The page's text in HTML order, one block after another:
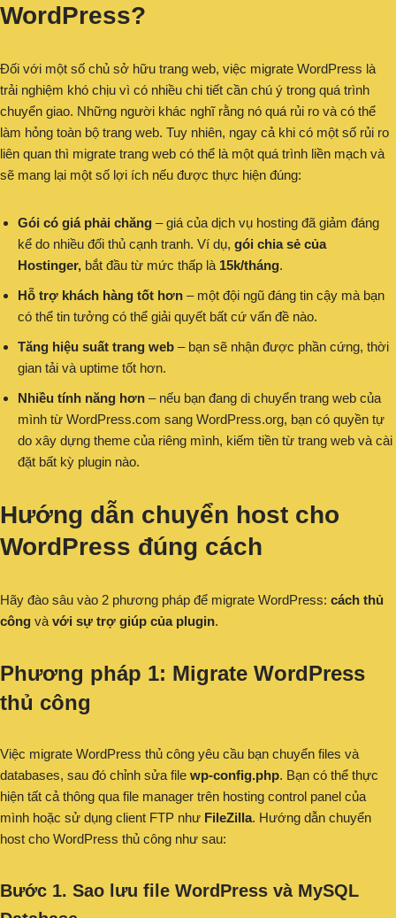
WordPress?
Đối với một số chủ sở hữu trang web, việc migrate WordPress là
trải nghiệm khó chịu vì có nhiều chi tiết cần chú ý trong quá trình
chuyển giao. Những người khác nghĩ rằng nó quá rủi ro và có thể
làm hỏng toàn bộ trang web. Tuy nhiên, ngay cả khi có một số rủi ro
liên quan thì migrate trang web có thể là một quá trình liền mạch và
sẽ mang lại một số lợi ích nếu được thực hiện đúng:
Gói có giá phải chăng – giá của dịch vụ hosting đã giảm đáng
kể do nhiều đối thủ cạnh tranh. Ví dụ, gói chia sẻ của
Hostinger, bắt đầu từ mức thấp là 15k/tháng.
Hỗ trợ khách hàng tốt hơn – một đội ngũ đáng tin cậy mà bạn
có thể tin tưởng có thể giải quyết bất cứ vấn đề nào.
Tăng hiệu suất trang web – bạn sẽ nhận được phần cứng, thời
gian tải và uptime tốt hơn.
Nhiều tính năng hơn – nếu bạn đang di chuyển trang web của
mình từ WordPress.com sang WordPress.org, bạn có quyền tự
do xây dựng theme của riêng mình, kiếm tiền từ trang web và cài
đặt bất kỳ plugin nào.
Hướng dẫn chuyển host cho
WordPress đúng cách
Hãy đào sâu vào 2 phương pháp để migrate WordPress: cách thủ
công và với sự trợ giúp của plugin.
Phương pháp 1: Migrate WordPress
thủ công
Việc migrate WordPress thủ công yêu cầu bạn chuyển files và
databases, sau đó chỉnh sửa file wp-config.php. Bạn có thể thực
hiện tất cả thông qua file manager trên hosting control panel của
mình hoặc sử dụng client FTP như FileZilla. Hướng dẫn chuyển
host cho WordPress thủ công như sau:
Bước 1. Sao lưu file WordPress và MySQL